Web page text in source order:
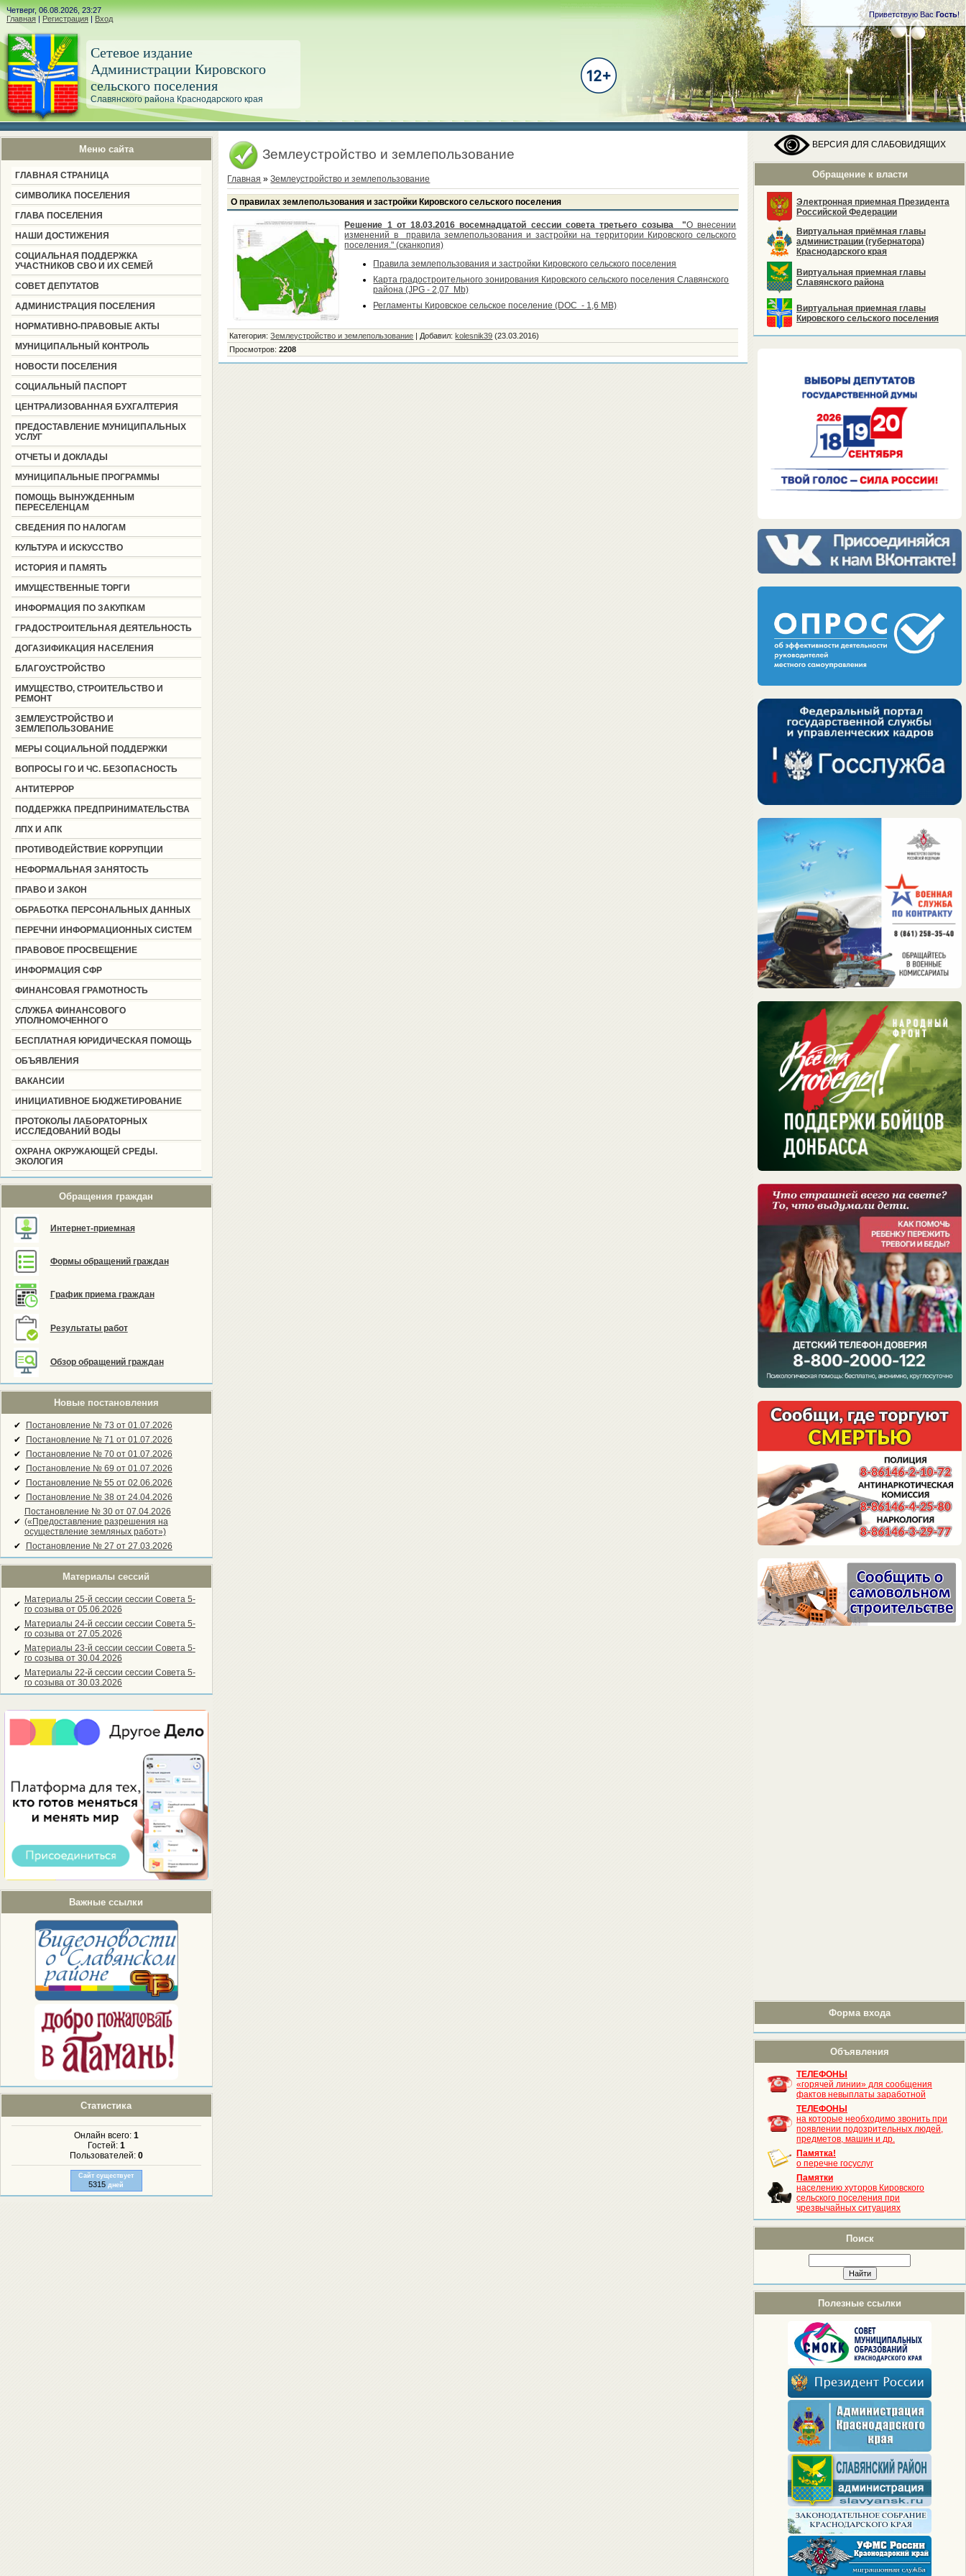
Четверг, 06.08.2026, 23:27
Главная | Регистрация | Вход Приветствую Вас Гость!
Сетевое издание
Администрации Кировского
сельского поселения
Славянского района Краснодарского края
Меню сайта
ГЛАВНАЯ СТРАНИЦА
СИМВОЛИКА ПОСЕЛЕНИЯ
ГЛАВА ПОСЕЛЕНИЯ
НАШИ ДОСТИЖЕНИЯ
СОЦИАЛЬНАЯ ПОДДЕРЖКА
УЧАСТНИКОВ СВО И ИХ СЕМЕЙ
СОВЕТ ДЕПУТАТОВ
АДМИНИСТРАЦИЯ ПОСЕЛЕНИЯ
НОРМАТИВНО-ПРАВОВЫЕ АКТЫ
МУНИЦИПАЛЬНЫЙ КОНТРОЛЬ
НОВОСТИ ПОСЕЛЕНИЯ
СОЦИАЛЬНЫЙ ПАСПОРТ
ЦЕНТРАЛИЗОВАННАЯ БУХГАЛТЕРИЯ
ПРЕДОСТАВЛЕНИЕ МУНИЦИПАЛЬНЫХ
УСЛУГ
ОТЧЕТЫ И ДОКЛАДЫ
МУНИЦИПАЛЬНЫЕ ПРОГРАММЫ
ПОМОЩЬ ВЫНУЖДЕННЫМ
ПЕРЕСЕЛЕНЦАМ
СВЕДЕНИЯ ПО НАЛОГАМ
КУЛЬТУРА И ИСКУССТВО
ИСТОРИЯ И ПАМЯТЬ
ИМУЩЕСТВЕННЫЕ ТОРГИ
ИНФОРМАЦИЯ ПО ЗАКУПКАМ
ГРАДОСТРОИТЕЛЬНАЯ ДЕЯТЕЛЬНОСТЬ
ДОГАЗИФИКАЦИЯ НАСЕЛЕНИЯ
БЛАГОУСТРОЙСТВО
ИМУЩЕСТВО, СТРОИТЕЛЬСТВО И
РЕМОНТ
ЗЕМЛЕУСТРОЙСТВО И
ЗЕМЛЕПОЛЬЗОВАНИЕ
МЕРЫ СОЦИАЛЬНОЙ ПОДДЕРЖКИ
ВОПРОСЫ ГО И ЧС. БЕЗОПАСНОСТЬ
АНТИТЕРРОР
ПОДДЕРЖКА ПРЕДПРИНИМАТЕЛЬСТВА
ЛПХ И АПК
ПРОТИВОДЕЙСТВИЕ КОРРУПЦИИ
НЕФОРМАЛЬНАЯ ЗАНЯТОСТЬ
ПРАВО И ЗАКОН
ОБРАБОТКА ПЕРСОНАЛЬНЫХ ДАННЫХ
ПЕРЕЧНИ ИНФОРМАЦИОННЫХ СИСТЕМ
ПРАВОВОЕ ПРОСВЕЩЕНИЕ
ИНФОРМАЦИЯ СФР
ФИНАНСОВАЯ ГРАМОТНОСТЬ
СЛУЖБА ФИНАНСОВОГО
УПОЛНОМОЧЕННОГО
БЕСПЛАТНАЯ ЮРИДИЧЕСКАЯ ПОМОЩЬ
ОБЪЯВЛЕНИЯ
ВАКАНСИИ
ИНИЦИАТИВНОЕ БЮДЖЕТИРОВАНИЕ
ПРОТОКОЛЫ ЛАБОРАТОРНЫХ
ИССЛЕДОВАНИЙ ВОДЫ
ОХРАНА ОКРУЖАЮЩЕЙ СРЕДЫ.
ЭКОЛОГИЯ
Обращения граждан
Интернет-приемная
Формы обращений граждан
График приема граждан
Результаты работ
Обзор обращений граждан
Новые постановления
✔
Постановление № 73 от 01.07.2026
✔
Постановление № 71 от 01.07.2026
✔
Постановление № 70 от 01.07.2026
✔
Постановление № 69 от 01.07.2026
✔
Постановление № 55 от 02.06.2026
✔
Постановление № 38 от 24.04.2026
✔
Постановление № 30 от 07.04.2026
(«Предоставление разрешения на
осуществление земляных работ»)
✔
Постановление № 27 от 27.03.2026
Материалы сессий
✔ Материалы 25-й сессии сессии Совета 5-
го созыва от 05.06.2026
✔ Материалы 24-й сессии сессии Совета 5-
го созыва от 27.05.2026
✔ Материалы 23-й сессии сессии Совета 5-
го созыва от 30.04.2026
✔ Материалы 22-й сессии сессии Совета 5-
го созыва от 30.03.2026
Важные ссылки
Статистика
Онлайн всего: 1
Гостей: 1
Пользователей: 0
Сайт существует
5315 дней
ВЕРСИЯ ДЛЯ СЛАБОВИДЯЩИХ
Обращение к власти
Электронная приемная Президента
Российской Федерации
Виртуальная приёмная главы
администрации (губернатора)
Краснодарского края
Виртуальная приемная главы
Славянского района
Виртуальная приемная главы
Кировского сельского поселения
Форма входа
Объявления
ТЕЛЕФОНЫ
«горячей линии» для сообщения
фактов невыплаты заработной
ТЕЛЕФОНЫ
на которые необходимо звонить при
появлении подозрительных людей,
предметов, машин и др.
Памятка!
о перечне госуслуг
Памятки
населению хуторов Кировского
сельского поселения при
чрезвычайных ситуациях
Поиск
Полезные ссылки
Землеустройство и землепользование
Главная »Землеустройство и землепользование
О правилах землепользования и застройки Кировского сельского поселения
Решение 1 от 18.03.2016 восемнадцатой сессии совета третьего созыва "О внесении
изменений в правила землепользования и застройки на территории Кировского сельского
поселения." (сканкопия)
Правила землепользования и застройки Кировского сельского поселения
Карта градостроительного зонирования Кировского сельского поселения Славянского
района (JPG - 2,07 Mb)
Регламенты Кировское сельское поселение (DOC - 1,6 MB)
Категория:Землеустройство и землепользование | Добавил:kolesnik39 (23.03.2016)
Просмотров:2208